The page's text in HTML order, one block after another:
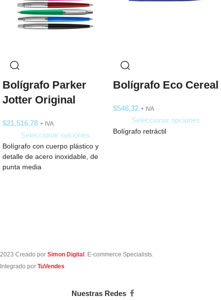
Bolígrafo Parker
Jotter Original
$21.516,78 + IVA
Seleccionar opciones
Bolígrafo con cuerpo plástico y
detalle de acero inoxidable, de
punta media
Bolígrafo Eco Cereal
$546,32 + IVA
Seleccionar opciones
Bolígrafo retráctil
2023 Creado por Simon Digital . E-commerce Specialists.
Integrado por TuVendes
Nuestras Redes